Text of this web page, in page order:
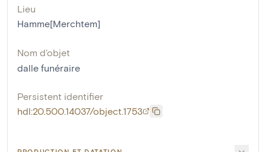
Lieu
Hamme[Merchtem]
Nom d'objet
dalle funéraire
Persistent identifier
hdl:20.500.14037/object.1753